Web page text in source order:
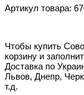
Артикул товара:
Чтобы купить
корзину и
Доставка по
Львов, Днепр,
т.д.